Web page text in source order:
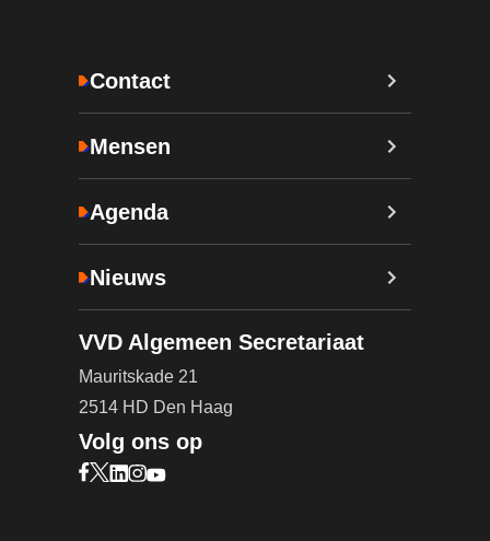
Contact
Mensen
Agenda
Nieuws
VVD Algemeen Secretariaat
Mauritskade 21
2514 HD Den Haag
Volg ons op
Bezoek onze Facebook pagina (opent in nieuw
Bezoek onze X pagina (opent in nieuw tabblad)
Bezoek onze LinkedIn pagina (opent in nieuw
Bezoek onze Instagram pagina (opent in
Bezoek onze YouTube pagina (opent in